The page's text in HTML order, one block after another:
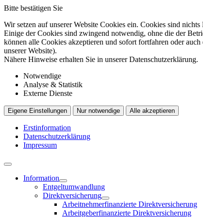
Bitte bestätigen Sie
Wir setzen auf unserer Website Cookies ein. Cookies sind
Einige der Cookies sind zwingend notwendig, ohne die der
können alle Cookies akzeptieren und sofort fortfahren oder
unserer Website).
Nähere Hinweise erhalten Sie in unserer Datenschutzerklärung.
Notwendige
Analyse & Statistik
Externe Dienste
Eigene Einstellungen Nur notwendige Alle akzeptieren
Erstinformation
Datenschutzerklärung
Impressum
Information
Entgeltumwandlung
Direktversicherung
Arbeitnehmerfinanzierte Direktversicherung
Arbeitgeberfinanzierte Direktversicherung